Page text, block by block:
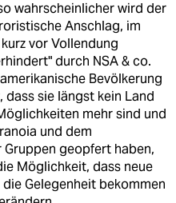
wahrscheinlicher wird der
Anschlag, im
vor Vollendung
durch NSA & co.
Bevölkerung
sie längst kein Land
mehr sind und
und dem
geopfert haben,
Möglichkeit, dass neue
Gelegenheit bekommen